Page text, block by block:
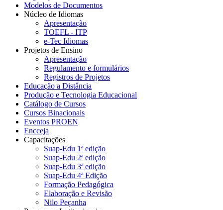
Modelos de Documentos
Núcleo de Idiomas
Apresentação
TOEFL - ITP
e-Tec Idiomas
Projetos de Ensino
Apresentação
Regulamento e formulários
Registros de Projetos
Educação a Distância
Produção e Tecnologia Educacional
Catálogo de Cursos
Cursos Binacionais
Eventos PROEN
Encceja
Capacitações
Suap-Edu 1ª edição
Suap-Edu 2ª edição
Suap-Edu 3ª edição
Suap-Edu 4ª Edição
Formação Pedagógica
Elaboração e Revisão
Nilo Peçanha